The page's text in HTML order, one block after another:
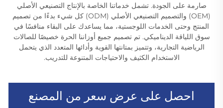
صارمة على الجودة. تشمل خدماتنا الخاصة بالإنتاج التصنيعي الأصلي
(OEM) والتصميم التصنيعي الأصلي (ODM) كل شيء بدءًا من تصميم
المنتج وحتى الخدمات اللوجستية، مما يساعدك على البقاء منافسًا في
سوق اللياقة الديناميكي. تم تصميم جميع أوزاننا الحرة خصيصًا للصالات
الرياضية التجارية، وتتميز بمتانتها القوية وأدائها المتعدد الذي يتحمل
الاستخدام الكثيف والاحتياجات المتنوعة للتدريب.
احصل على عرض سعر من المصنع